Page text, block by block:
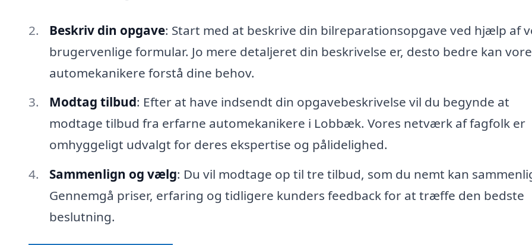
Beskriv din opgave: Start med at beskrive din bilreparationsopgave ved hjælp af
brugervenlige formular. Jo mere detaljeret din beskrivelse er, desto bedre kan
automekanikere forstå dine behov.
Modtag tilbud: Efter at have indsendt din opgavebeskrivelse vil du begynde at
modtage tilbud fra erfarne automekanikere i Lobbæk. Vores netværk af fagfolk er
omhyggeligt udvalgt for deres ekspertise og pålidelighed.
Sammenlign og vælg: Du vil modtage op til tre tilbud, som du nemt kan
Gennemgå priser, erfaring og tidligere kunders feedback for at træffe den bedste
beslutning.